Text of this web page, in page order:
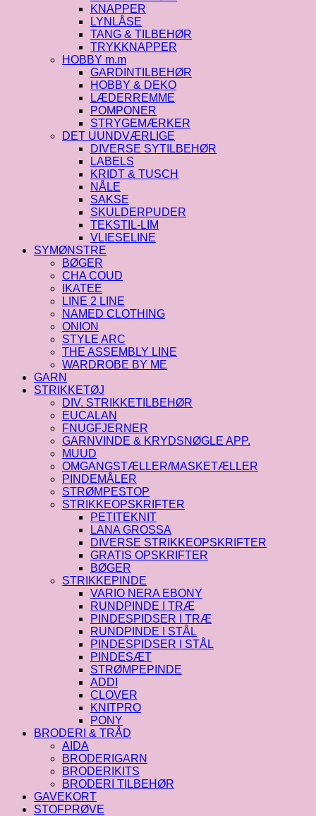
KNAPPER
LYNLÅSE
TANG & TILBEHØR
TRYKKNAPPER
HOBBY m.m
GARDINTILBEHØR
HOBBY & DEKO
LÆDERREMME
POMPONER
STRYGEMÆRKER
DET UUNDVÆRLIGE
DIVERSE SYTILBEHØR
LABELS
KRIDT & TUSCH
NÅLE
SAKSE
SKULDERPUDER
TEKSTIL-LIM
VLIESELINE
SYMØNSTRE
BØGER
CHA COUD
IKATEE
LINE 2 LINE
NAMED CLOTHING
ONION
STYLE ARC
THE ASSEMBLY LINE
WARDROBE BY ME
GARN
STRIKKETØJ
DIV. STRIKKETILBEHØR
EUCALAN
FNUGFJERNER
GARNVINDE & KRYDSNØGLE APP.
MUUD
OMGANGSTÆLLER/MASKETÆLLER
PINDEMÅLER
STRØMPESTOP
STRIKKEOPSKRIFTER
PETITEKNIT
LANA GROSSA
DIVERSE STRIKKEOPSKRIFTER
GRATIS OPSKRIFTER
BØGER
STRIKKEPINDE
VARIO NERA EBONY
RUNDPINDE I TRÆ
PINDESPIDSER I TRÆ
RUNDPINDE I STÅL
PINDESPIDSER I STÅL
PINDESÆT
STRØMPEPINDE
ADDI
CLOVER
KNITPRO
PONY
BRODERI & TRÅD
AIDA
BRODERIGARN
BRODERIKITS
BRODERI TILBEHØR
GAVEKORT
STOFPRØVE